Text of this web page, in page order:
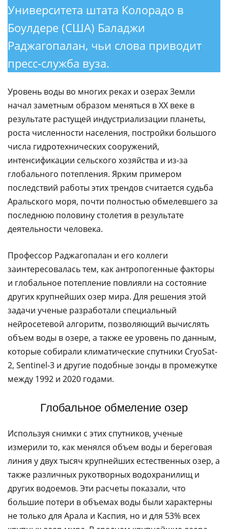
Университета штата Колорадо в
Боулдере (США) Баладжи
Раджагопалан, чьи слова приводит
пресс-служба вуза.
Уровень воды во многих реках и озерах Земли
начал заметным образом меняться в XX веке в
результате растущей индустриализации планеты,
роста численности населения, постройки большого
числа гидротехнических сооружений,
интенсификации сельского хозяйства и из-за
глобального потепления. Ярким примером
последствий работы этих трендов считается судьба
Аральского моря, почти полностью обмелевшего за
последнюю половину столетия в результате
деятельности человека.
Профессор Раджагопалан и его коллеги
заинтересовалась тем, как антропогенные факторы
и глобальное потепление повлияли на состояние
других крупнейших озер мира. Для решения этой
задачи ученые разработали специальный
нейросетевой алгоритм, позволяющий вычислять
объем воды в озере, а также ее уровень по данным,
которые собирали климатические спутники CryoSat-
2, Sentinel-3 и другие подобные зонды в промежутке
между 1992 и 2020 годами.
Глобальное обмеление озер
Используя снимки с этих спутников, ученые
измерили то, как менялся объем воды и береговая
линия у двух тысяч крупнейших естественных озер, а
также различных рукотворных водохранилищ и
других водоемов. Эти расчеты показали, что
большие потери в объемах воды были характерны
не только для Арала и Каспия, но и для 53% всех